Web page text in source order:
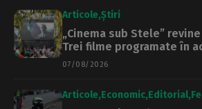
Articole Știri
„Cinema sub Stele”
Trei filme programate în
07/08/2026
Articole Economic Editorial